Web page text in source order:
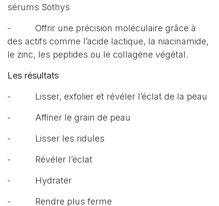
sérums Sothys
- Offrir une précision moléculaire grâce à
des actifs comme l’acide lactique, la niacinamide,
le zinc, les peptides ou le collagène végétal.
Les résultats
- Lisser, exfolier et révéler l’éclat de la peau
- Affiner le grain de peau
- Lisser les ridules
- Révéler l’éclat
- Hydrater
- Rendre plus ferme